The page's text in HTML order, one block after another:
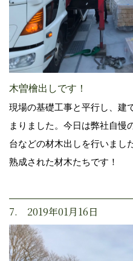
木曽檜出しです！
現場の基礎工事と平行し、建
まりました。今日は弊社自慢
台などの材木出しを行いまし
熟成された材木たちです！
7. 2019年01月16日